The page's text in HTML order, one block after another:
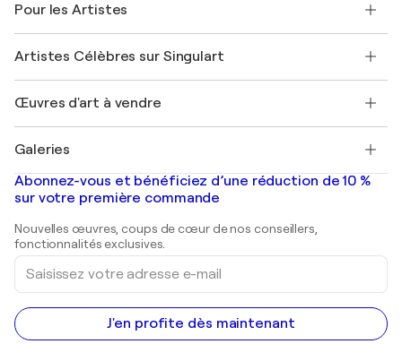
Offrir une carte cadeau
Rejoignez notre programme commercial
Mon compte
+33 1 76 44 06 42
FAQ
Magazine Singulart
Emplois
Découvrez une sélection d'art original
Pour les Artistes
Se connecter en tant qu'Artiste
Artistes Célèbres sur Singulart
Marc Chagall
Banksy
Mr. Brainwash
Shepard Fairey
Œuvres d'art à vendre
Tableaux abstraits à vendre
Peintures de paysage
Estampes
Peintures acryliques
Galeries
Galeries d'art en France
Galeries d'art en Belgique
Abonnez-vous et bénéficiez d’une réduction de 10 %
sur votre première commande
Nouvelles œuvres, coups de cœur de nos conseillers,
fonctionnalités exclusives.
Saisissez
votre
adresse
e-
mail
J'en profite dès maintenant